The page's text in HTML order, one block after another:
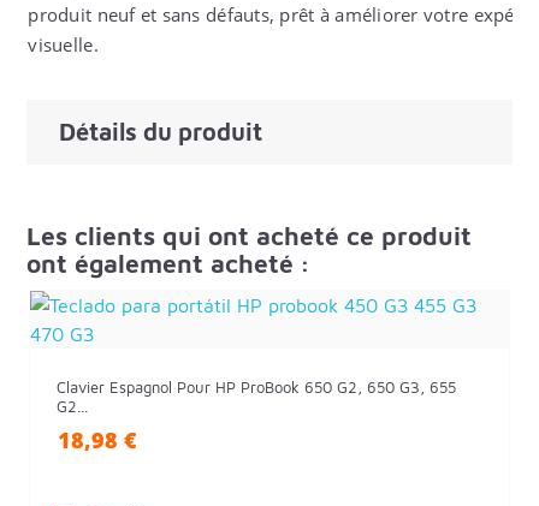
produit neuf et sans défauts, prêt à améliorer votre
visuelle.
Détails du produit
Les clients qui ont acheté ce produit
ont également acheté :
Clavier Espagnol Pour HP ProBook 650 G2, 650 G3, 655
G2...
18,98 €